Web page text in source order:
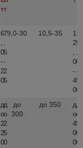
тт
6
0
-
2
0
7
5
-
2
5
9,0-30 10,5-35
1
2
0
-
4
0
1
5
0
-
5
0
д
о
2
2
0
д
о
2
5
0
до
300
до 350
д
о
4
0
0
д
о
5
0
0